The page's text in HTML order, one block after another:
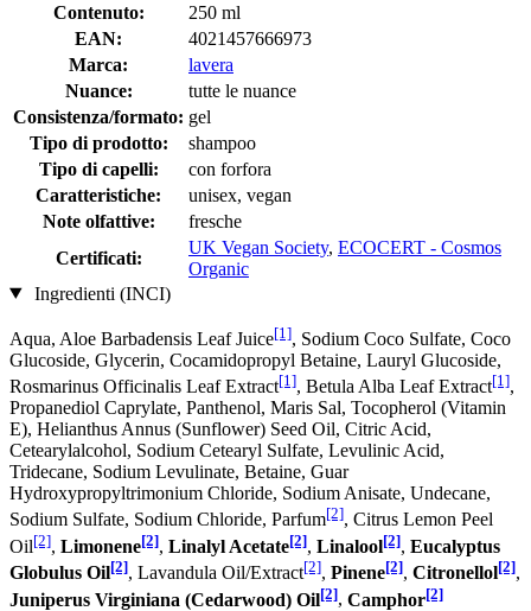
Contenuto:
250 ml
EAN:
4021457666973
Marca:
lavera
Nuance:
tutte le nuance
Consistenza/formato: gel
Tipo di prodotto:
shampoo
Tipo di capelli:
con forfora
Caratteristiche:
unisex, vegan
Note olfattive:
fresche
Certificati:
UK Vegan Society, ECOCERT - Cosmos
Organic
Ingredienti (INCI)
Aqua, Aloe Barbadensis Leaf Juice[1], Sodium Coco­ Sulfate, Coco
Glucoside, Glycerin, Cocamidopropyl Betaine, Lauryl Glucoside,
Rosmarinus Officinalis Leaf Extract[1], Betula Alba Leaf Extract[1],
Propanediol Caprylate, Panthenol, Maris Sal, Tocopherol (Vitamin
E), Helianthus Annus (Sunflower) Seed Oil, Citric Acid,
Cetearylalcohol, Sodium Cetearyl Sulfate, Levulinic Acid,
Tridecane, Sodium Levulinate, Betaine, Guar
Hydroxypropyltrimonium Chloride, Sodium Anisate, Undecane,
Sodium Sulfate, Sodium Chloride, Parfum[2], Citrus Lemon Peel
Oil[2], Limonene[2], Linalyl Acetate[2], Linalool[2], Eucalyptus
Globulus Oil[2], Lavandula Oil/Extract[2], Pinene[2], Citronellol[2],
Juniperus Virginiana (Cedarwood) Oil[2], Camphor[2]